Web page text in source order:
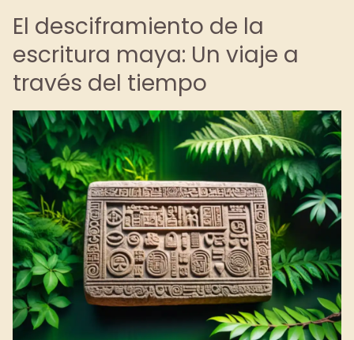
El desciframiento de la
escritura maya: Un viaje a
través del tiempo